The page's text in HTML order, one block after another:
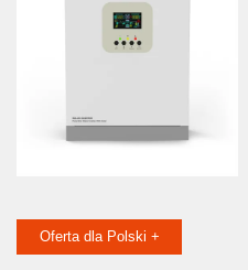
Oferta dla Polski +